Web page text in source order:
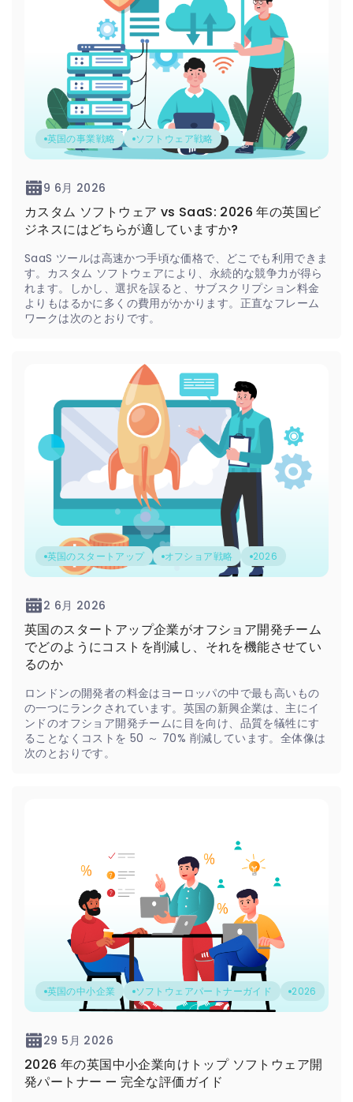
英国の事業戦略 ソフトウェア戦略
9 6月 2026
カスタム ソフトウェア vs SaaS: 2026 年の英国ビ
ジネスにはどちらが適していますか?
SaaS ツールは高速かつ手頃な価格で、どこでも利用できま
す。カスタム ソフトウェアにより、永続的な競争力が得ら
れます。しかし、選択を誤ると、サブスクリプション料金
よりもはるかに多くの費用がかかります。正直なフレーム
ワークは次のとおりです。
英国のスタートアップ オフショア戦略 2026
2 6月 2026
英国のスタートアップ企業がオフショア開発チーム
でどのようにコストを削減し、それを機能させてい
るのか
ロンドンの開発者の料金はヨーロッパの中で最も高いもの
の一つにランクされています。英国の新興企業は、主にイ
ンドのオフショア開発チームに目を向け、品質を犠牲にす
ることなくコストを 50 ～ 70% 削減しています。全体像は
次のとおりです。
英国の中小企業 ソフトウェアパートナーガイド 2026
29 5月 2026
2026 年の英国中小企業向けトップ ソフトウェア開
発パートナー — 完全な評価ガイド